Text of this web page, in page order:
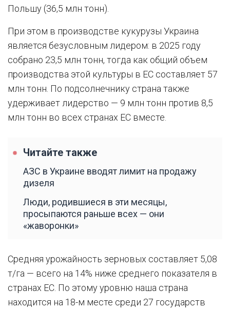
Польшу (36,5 млн тонн).
При этом в производстве кукурузы Украина
является безусловным лидером: в 2025 году
собрано 23,5 млн тонн, тогда как общий объем
производства этой культуры в ЕС составляет 57
млн тонн. По подсолнечнику страна также
удерживает лидерство — 9 млн тонн против 8,5
млн тонн во всех странах ЕС вместе.
Читайте также
АЗС в Украине вводят лимит на продажу
дизеля
Люди, родившиеся в эти месяцы,
просыпаются раньше всех — они
«жаворонки»
Средняя урожайность зерновых составляет 5,08
т/га — всего на 14% ниже среднего показателя в
странах ЕС. По этому уровню наша страна
находится на 18-м месте среди 27 государств